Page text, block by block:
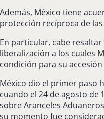
Además, México tiene
protección recíproca de
En particular, cabe
liberalización a los cuales
condición para su accesión
México dio el primer paso
cuando el 24 de agosto de
sobre Aranceles
su momento fue